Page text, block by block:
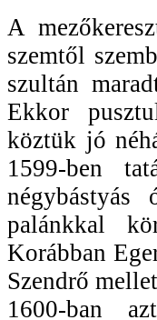
A
szemtől
szultán
Ekkor
köztük jó
1599-ben
palánkkal
Korábban
Szendrő
1600-ban